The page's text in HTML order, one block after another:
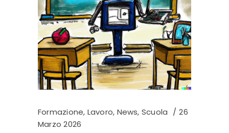
Formazione, Lavoro, News, Scuola
26
Marzo 2026